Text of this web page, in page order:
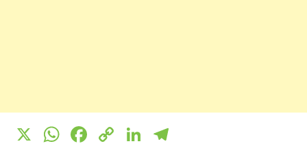
X WhatsApp
Facebook
CopyLinkedIn